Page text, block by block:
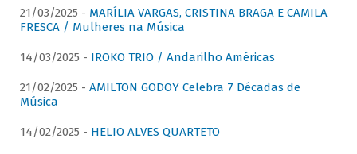
21/03/2025 - MARÍLIA VARGAS, CRISTINA BRAGA E CAMILA
FRESCA / Mulheres na Música
14/03/2025 - IROKO TRIO / Andarilho Américas
21/02/2025 - AMILTON GODOY Celebra 7 Décadas de
Música
14/02/2025 - HELIO ALVES QUARTETO